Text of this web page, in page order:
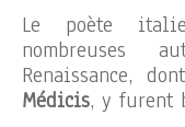
Le poète
nombreuses
Renaissance,
Médicis, y furent